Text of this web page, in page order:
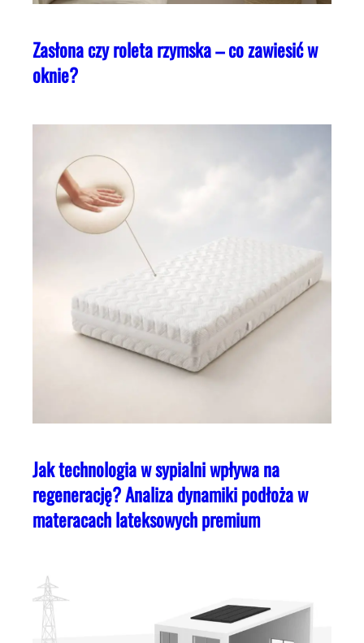
Zasłona czy roleta rzymska – co zawiesić w
oknie?
Jak technologia w sypialni wpływa na
regenerację? Analiza dynamiki podłoża w
materacach lateksowych premium